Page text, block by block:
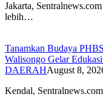
Jakarta,
lebih…
Tanamkan Budaya
Walisongo Gelar
DAERAHAugust 8,
​Kendal,